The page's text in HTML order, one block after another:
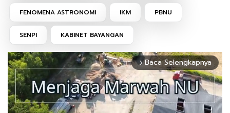
FENOMENA ASTRONOMI IKM PBNU
SENPI KABINET BAYANGAN
arrow_forward_ios Baca Selengkapnya